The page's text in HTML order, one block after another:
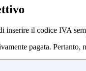
inserire il codice IVA
pagata.